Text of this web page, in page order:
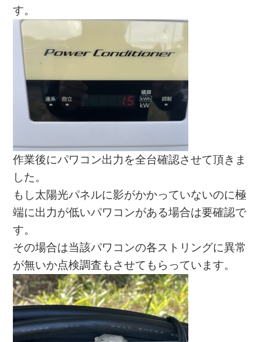
す。
作業後にパワコン出力を全台確認させて頂きま
した。
もし太陽光パネルに影がかかっていないのに極
端に出力が低いパワコンがある場合は要確認で
す。
その場合は当該パワコンの各ストリングに異常
が無いか点検調査もさせてもらっています。